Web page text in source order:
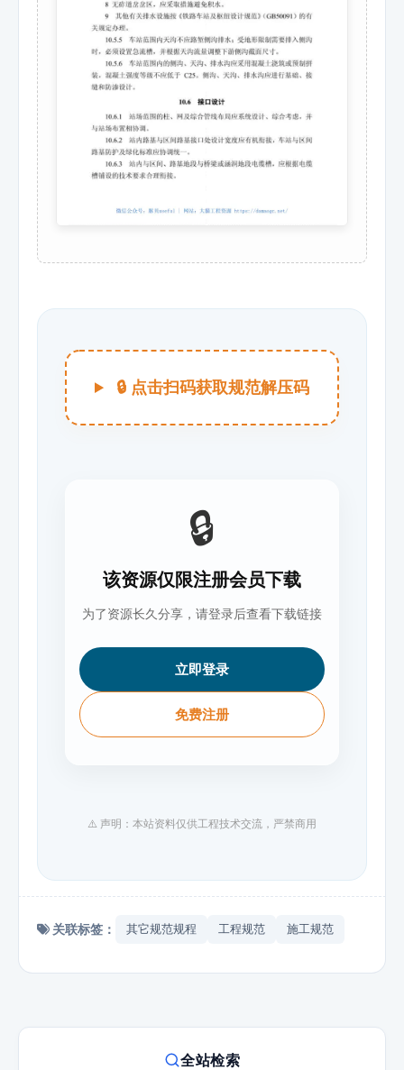
🔒 点击扫码获取规范解压码
🔒
该资源仅限注册会员下载
为了资源长久分享，请登录后查看下载链接
立即登录
免费注册
⚠️ 声明：本站资料仅供工程技术交流，严禁商用
关联标签： 其它规范规程 工程规范 施工规范
全站检索